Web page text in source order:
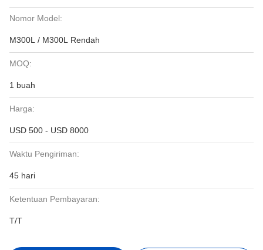
Nomor Model:
M300L / M300L Rendah
MOQ:
1 buah
Harga:
USD 500 - USD 8000
Waktu Pengiriman:
45 hari
Ketentuan Pembayaran:
T/T